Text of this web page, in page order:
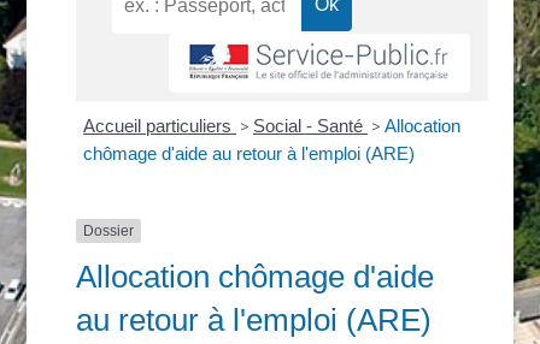
Accueil particuliers > Social - Santé > Allocation
chômage d'aide au retour à l'emploi (ARE)
Dossier
Allocation chômage d'aide
au retour à l'emploi (ARE)